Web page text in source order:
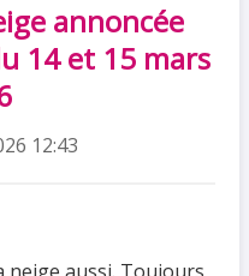
annoncée
14 et 15 mars
12:43